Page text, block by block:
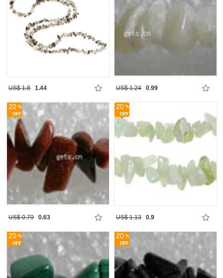
US$ 1.8 1.44 US$ 1.24 0.99
20
US$ 0.79 0.63
20
US$ 1.13 0.9
20 20